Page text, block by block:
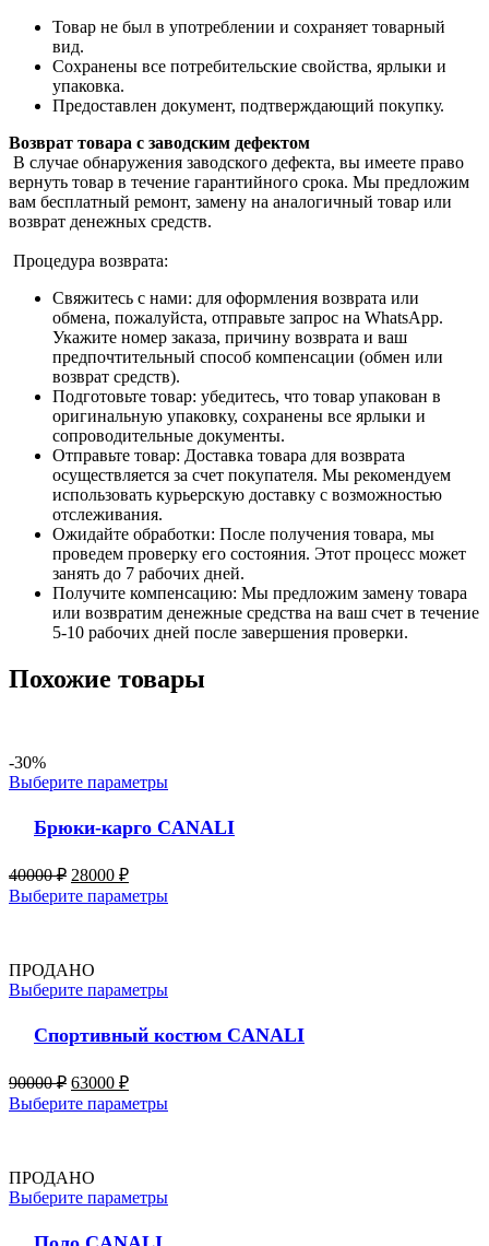
Товар не был в употреблении и сохраняет товарный
вид.
Сохранены все потребительские свойства, ярлыки и
упаковка.
Предоставлен документ, подтверждающий покупку.
Возврат товара с заводским дефектом
В случае обнаружения заводского дефекта, вы имеете право
вернуть товар в течение гарантийного срока. Мы предложим
вам бесплатный ремонт, замену на аналогичный товар или
возврат денежных средств.
Процедура возврата:
Свяжитесь с нами: для оформления возврата или
обмена, пожалуйста, отправьте запрос на WhatsApp.
Укажите номер заказа, причину возврата и ваш
предпочтительный способ компенсации (обмен или
возврат средств).
Подготовьте товар: убедитесь, что товар упакован в
оригинальную упаковку, сохранены все ярлыки и
сопроводительные документы.
Отправьте товар: Доставка товара для возврата
осуществляется за счет покупателя. Мы рекомендуем
использовать курьерскую доставку с возможностью
отслеживания.
Ожидайте обработки: После получения товара, мы
проведем проверку его состояния. Этот процесс может
занять до 7 рабочих дней.
Получите компенсацию: Мы предложим замену товара
или возвратим денежные средства на ваш счет в течение
5-10 рабочих дней после завершения проверки.
Похожие товары
-30%
Выберите параметры
Брюки-карго CANALI
40000₽ 28000 ₽
Выберите параметры
ПРОДАНО
Выберите параметры
Спортивный костюм CANALI
90000₽ 63000 ₽
Выберите параметры
ПРОДАНО
Выберите параметры